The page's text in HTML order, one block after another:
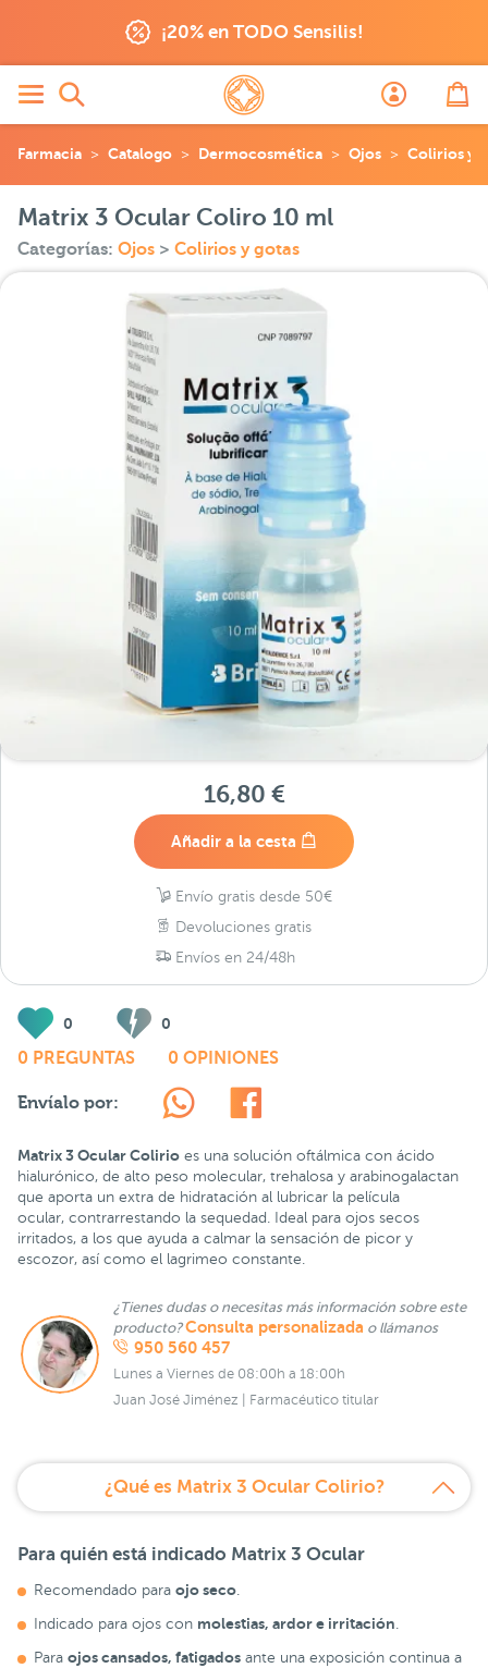
¡20% en TODO Sensilis!
Farmacia Catalogo Dermocosmética Ojos Colirios y
Matrix 3 Ocular Coliro 10 ml
Categorías: Ojos > Colirios y gotas
16,80 €
Añadir a la cesta
Envío gratis desde 50€
Devoluciones gratis
Envíos en 24/48h
0 0
0 PREGUNTAS 0 OPINIONES
Envíalo por:
Matrix 3 Ocular Colirio es una solución oftálmica con ácido
hialurónico, de alto peso molecular, trehalosa y arabinogalactan
que aporta un extra de hidratación al lubricar la película
ocular, contrarrestando la sequedad. Ideal para ojos secos
irritados, a los que ayuda a calmar la sensación de picor y
escozor, así como el lagrimeo constante.
¿Tienes dudas o necesitas más información sobre este
producto?Consulta personalizada o llámanos
950 560 457
Lunes a Viernes de 08:00h a 18:00h
Juan José Jiménez | Farmacéutico titular
¿Qué es Matrix 3 Ocular Colirio?
Para quién está indicado Matrix 3 Ocular
Recomendado para ojo seco
Indicado para ojos con molestias, ardor e irritación
Para ojos cansados, fatigados ante una exposición continua a